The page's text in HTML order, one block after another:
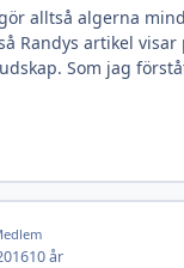
alltså algerna
Randys artikel
Som jag
10 år